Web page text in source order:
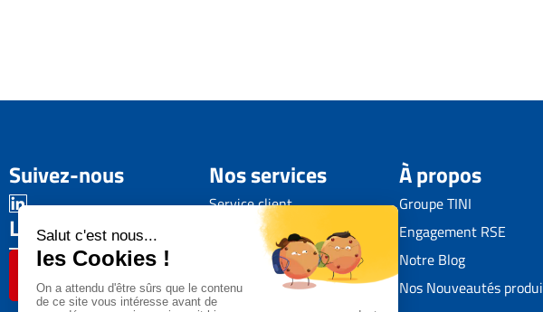
Suivez-nous
L'avis de nos clients
Contactez-nous
Nos services
Service client
Transport à l'international
À propos
Groupe TINI
Engagement RSE
Notre Blog
Nos Nouveautés